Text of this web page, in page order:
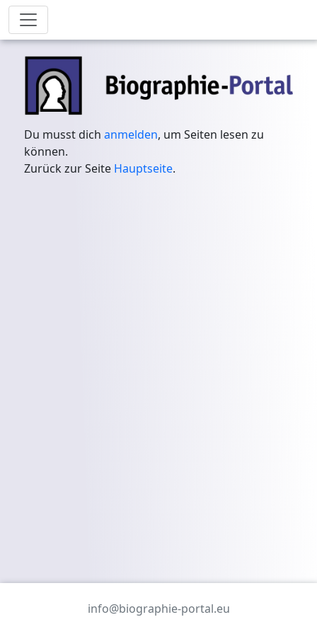
Du musst dichanmelden, um Seiten lesen zu
können.
Zurück zur Seite Hauptseite.
info@biographie-portal.eu